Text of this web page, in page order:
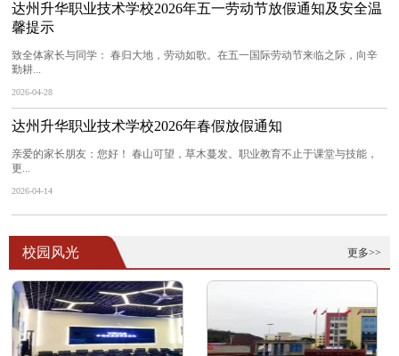
达州升华职业技术学校2026年五一劳动节放假通知及安全温
馨提示
致全体家长与同学： 春归大地，劳动如歌。在五一国际劳动节来临之际，向辛
勤耕...
2026-04-28
达州升华职业技术学校2026年春假放假通知
亲爱的家长朋友：您好！ 春山可望，草木蔓发。职业教育不止于课堂与技能，
更...
2026-04-14
更多>>
校园风光